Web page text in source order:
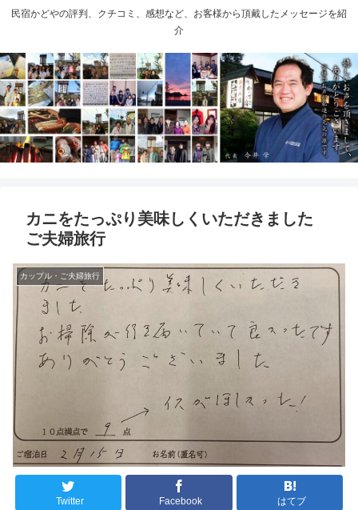
民宿かどやの評判、クチコミ、感想など、お客様から頂戴したメッセージを紹
介
カニをたっぷり美味しくいただきました
ご夫婦旅行
カップル・ご夫婦旅行
Twitter Facebook はてブ